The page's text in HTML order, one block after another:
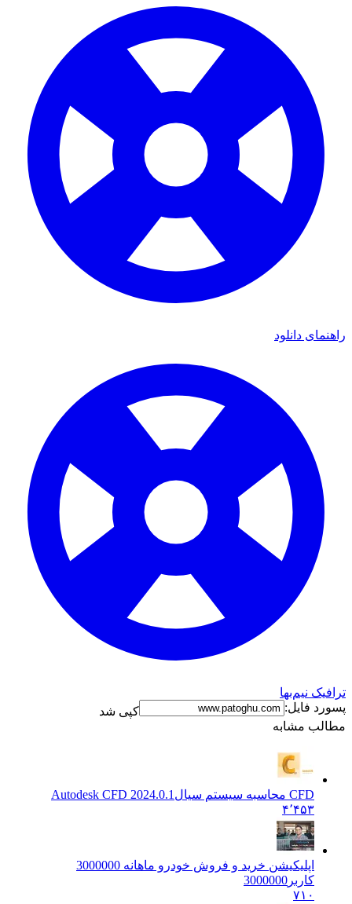
راهنمای دانلود
ترافیک نیم‌بها
پسورد فایل:
کپی شد
مطالب مشابه
CFD محاسبه سیستم سیال
Autodesk CFD 2024.0.1
۴٬۴۵۳
اپلیکیشن خرید و فروش خودرو ماهانه 3000000
کاربر 3000000
۷۱۰